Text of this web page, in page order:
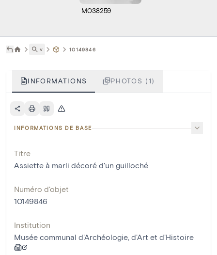
M038259
˅ 10149846
INFORMATIONS PHOTOS (1)
INFORMATIONS DE BASE
Titre
Assiette à marli décoré d'un guilloché
Numéro d'objet
10149846
Institution
Musée communal d'Archéologie, d'Art et d'Histoire